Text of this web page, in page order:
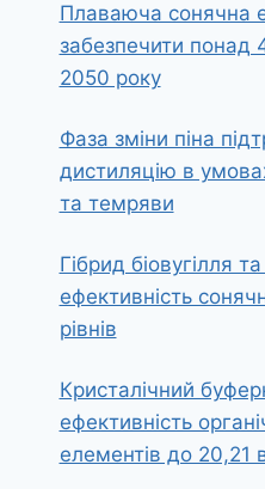
Плаваюча сонячна
забезпечити понад
2050 року
Фаза зміни піна
дистиляцію в
та темряви
Гібрид біовугілля
ефективність
рівнів
Кристалічний
ефективність
елементів до 20,21